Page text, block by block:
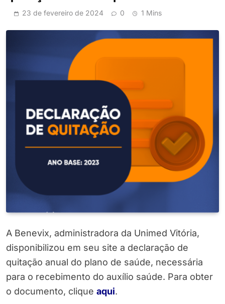
23 de fevereiro de 2024 0 1 Mins
A Benevix, administradora da Unimed Vitória,
disponibilizou em seu site a declaração de
quitação anual do plano de saúde, necessária
para o recebimento do auxílio saúde. Para obter
o documento, clique aqui.